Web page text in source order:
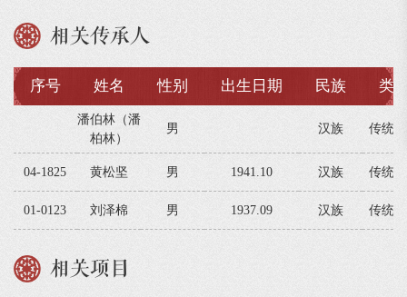
相关传承人
序号 姓名 性别 出生日期 民族 类
潘伯林（潘
柏林）
男 汉族 传统
04-1825 黄松坚 男 1941.10 汉族 传统
01-0123 刘泽棉 男 1937.09 汉族 传统
相关项目